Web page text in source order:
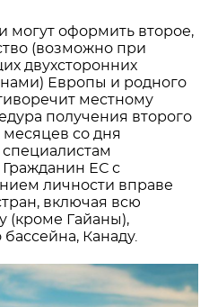
могут оформить второе,
(возможно при
двухсторонних
Европы и родного
местному
получения второго
месяцев со дня
ЕС с
личности вправе
включая всю
(кроме Гайаны),
Канаду.